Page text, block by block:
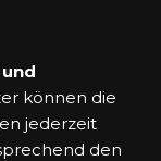
können die
jederzeit
den